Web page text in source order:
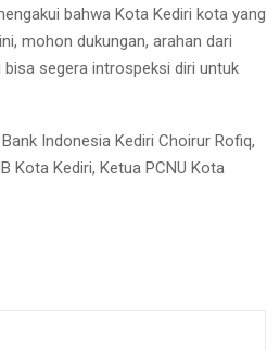
bahwa Kota Kediri kota yang
mohon dukungan, arahan dari
bisa segera introspeksi diri untuk
Indonesia Kediri Choirur Rofiq,
Kota Kediri, Ketua PCNU Kota